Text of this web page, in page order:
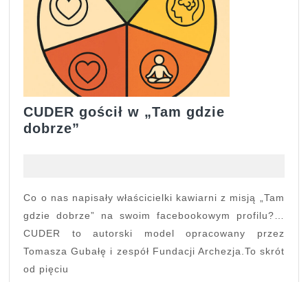
CUDER gościł w „Tam gdzie
dobrze”
gdzie
dobrze”
Co o nas napisały właścicielki kawiarni z misją „Tam
gdzie dobrze” na swoim facebookowym profilu?…
CUDER to autorski model opracowany przez
Tomasza Gubałę i zespół Fundacji Archezja.To skrót
od pięciu